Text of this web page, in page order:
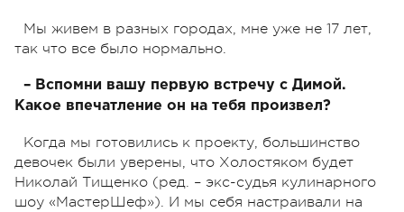
Мы живем в разных городах, мне уже не 17 лет,
так что все было нормально.
– Вспомни вашу первую встречу с Димой.
Какое впечатление он на тебя произвел?
Когда мы готовились к проекту, большинство
девочек были уверены, что Холостяком будет
Николай Тищенко (ред. – экс-судья кулинарного
шоу «МастерШеф»). И мы себя настраивали на